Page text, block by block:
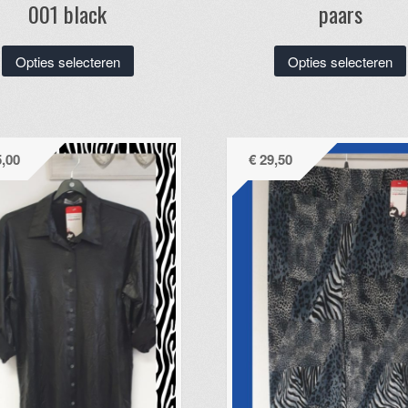
001 black
Opties selecteren
product
variaties.
Deze
optie
kan
gekozen
worden
de
productpagina
paars
Opties selecteren
€29,50